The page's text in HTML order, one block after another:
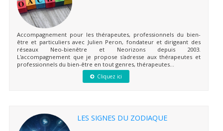
Accompagnement pour les thérapeutes, professionnels du bien-
être et particuliers avec Julien Peron, fondateur et dirigeant des
réseaux Neo-bienêtre et Neorizons depuis 2003.
L'accompagnement que je propose s'adresse aux thérapeutes et
professionnels du bien-être en tout genres, thérapeutes...
Cliquez ici
LES SIGNES DU ZODIAQUE